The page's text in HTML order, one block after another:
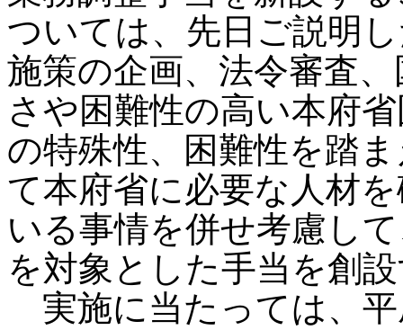
ついては、先日ご説明
施策の企画、法令審査
さや困難性の高い本府
の特殊性、困難性を踏
て本府省に必要な人材
いる事情を併せ考慮し
を対象とした手当を創
実施に当たっては、平